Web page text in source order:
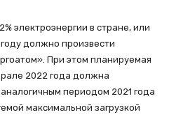
электроэнергии в стране, или
должно произвести
При этом планируемая
2022 года должна
периодом 2021 года
максимальной загрузкой